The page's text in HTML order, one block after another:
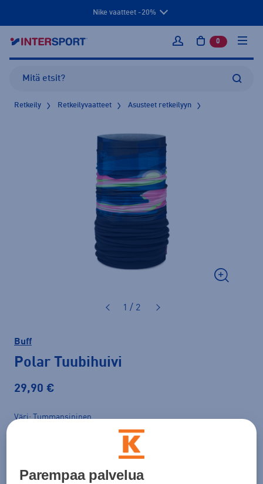
Nike vaatteet -20%
Kirjaudu sisään
0 tuotetta
Retkeily Retkeilyvaatteet Asusteet retkeilyyn
1 / 2
Buff
Polar Tuubihuivi
29,90 €
Väri Tummansininen
Parempaa palvelua